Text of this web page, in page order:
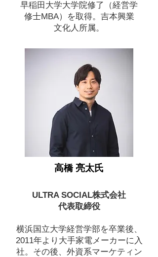
早稲田大学大学院修了（経営学
修士MBA）を取得。吉本興業
文化人所属。
高橋 亮太氏
ULTRA SOCIAL株式会社
代表取締役
横浜国立大学経営学部を卒業後、
2011年より大手家電メーカーに入
社。その後、外資系マーケティン